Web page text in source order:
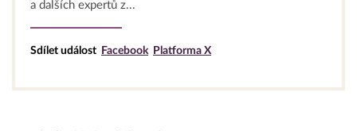
a dalších expertů z...
Sdílet událost Facebook Platforma X